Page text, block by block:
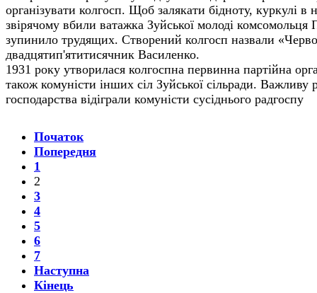
організувати колгосп. Щоб залякати бідноту, куркулі
звірячому вбили ватажка Зуйської молоді
зупинило трудящих. Створений колгосп назвали
двадцятип'ятитисячник Василенко.
1931 року утворилася колгоспна первинна партійна
також комуністи інших сіл Зуйської сільради. Важливу
господарства відіграли комуністи сусіднього радгоспу
Початок
Попередня
1
2
3
4
5
6
7
Наступна
Кінець